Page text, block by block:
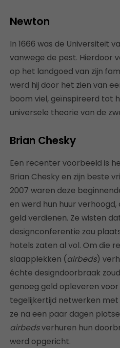
Newton
In 1666 was de Universiteit
vanwege de pest. Hierdoor
op het landgoed van zijn
werd hij door het zien van
boom viel, geïnspireerd tot
universele theorie van de
Brian Chesky
Een recenter voorbeeld is
Brian Chesky en zijn beste
2007 waren deze
en werd hun huur verhoogd,
geld verdienen. Ze wisten
designconferentie zou
hotels zaten al vol. Om die
slaapplekken (airbeds)
échte designdoorbraak
genoeg geld opleveren
tegelijkertijd netwerken
ze na een paar dagen
airbedsverhuren hun
werd opgericht.